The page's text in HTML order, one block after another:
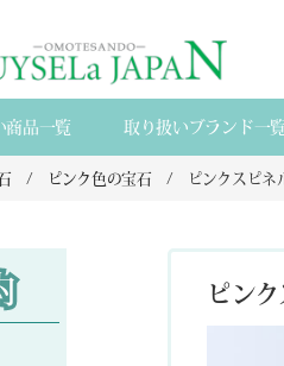
商品一覧 取り扱いブランド一覧
ピンク色の宝石
ピン